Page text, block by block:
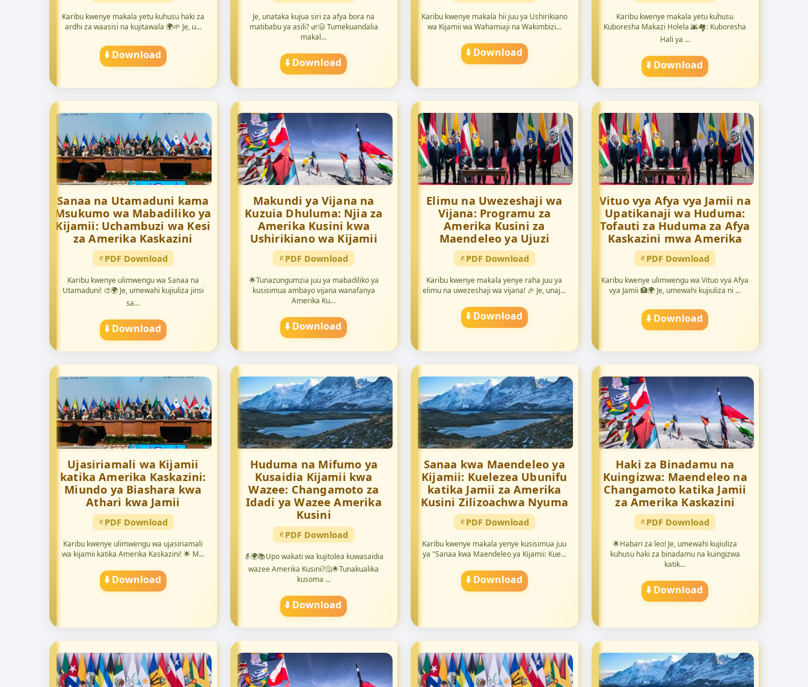
Karibu kwenye makala yetu kuhusu haki za
ardhi za waasisi na kujitawala 🌍🌱 Je, u...
⬇️ Download
Je, unataka kujua siri za afya bora na
matibabu ya asili? 🌿😃 Tumekuandalia
makal...
⬇️ Download
Karibu kwenye makala hii juu ya Ushirikiano
wa Kijamii wa Wahamiaji na Wakimbizi...
⬇️ Download
Karibu kwenye makala yetu kuhusu
Kuboresha Makazi Holela 🌆🏘️: Kuboresha
Hali ya ...
⬇️ Download
Sanaa na Utamaduni kama
Msukumo wa Mabadiliko ya
Kijamii: Uchambuzi wa Kesi
za Amerika Kaskazini
PDF Download
Karibu kwenye ulimwengu wa Sanaa na
Utamaduni! 🎨🌍 Je, umewahi kujiuliza jinsi
sa...
⬇️ Download
Makundi ya Vijana na
Kuzuia Dhuluma: Njia za
Amerika Kusini kwa
Ushirikiano wa Kijamii
PDF Download
🌟Tunazungumzia juu ya mabadiliko ya
kusisimua ambayo vijana wanafanya
Amerika Ku...
⬇️ Download
Elimu na Uwezeshaji wa
Vijana: Programu za
Amerika Kusini za
Maendeleo ya Ujuzi
PDF Download
Karibu kwenye makala yenye raha juu ya
elimu na uwezeshaji wa vijana! 🎉 Je, unaj...
⬇️ Download
Vituo vya Afya vya Jamii na
Upatikanaji wa Huduma:
Tofauti za Huduma za Afya
Kaskazini mwa Amerika
PDF Download
Karibu kwenye ulimwengu wa Vituo vya Afya
vya Jamii 🏥🌍 Je, umewahi kujiuliza ni ...
⬇️ Download
Ujasiriamali wa Kijamii
katika Amerika Kaskazini:
Miundo ya Biashara kwa
Athari kwa Jamii
PDF Download
Karibu kwenye ulimwengu wa ujasiriamali
wa kijamii katika Amerika Kaskazini! 🌟 M...
⬇️ Download
Huduma na Mifumo ya
Kusaidia Kijamii kwa
Wazee: Changamoto za
Idadi ya Wazee Amerika
Kusini
PDF Download
👵🌍📚Upo wakati wa kujitolea kuwasaidia
wazee Amerika Kusini?🤔🌟Tunakualika
kusoma ...
⬇️ Download
Sanaa kwa Maendeleo ya
Kijamii: Kuelezea Ubunifu
katika Jamii za Amerika
Kusini Zilizoachwa Nyuma
PDF Download
Karibu kwenye makala yenye kusisimua juu
ya "Sanaa kwa Maendeleo ya Kijamii: Kue...
⬇️ Download
Haki za Binadamu na
Kuingizwa: Maendeleo na
Changamoto katika Jamii
za Amerika Kaskazini
PDF Download
🌟Habari za leo! Je, umewahi kujiuliza
kuhusu haki za binadamu na kuingizwa
katik...
⬇️ Download